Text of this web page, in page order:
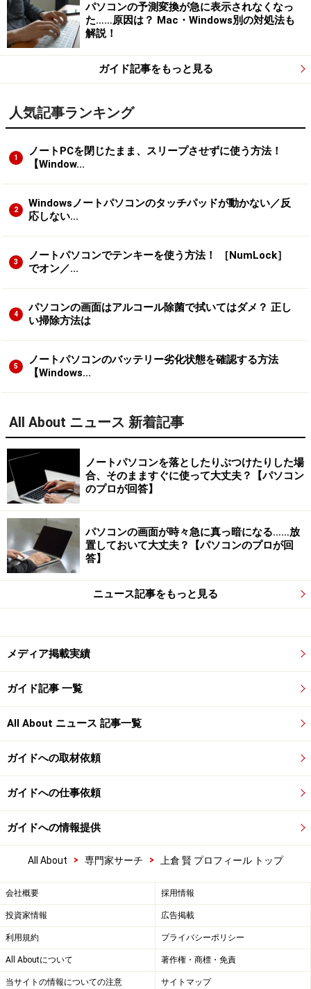
パソコンの予測変換が急に表示されなくなっ
た……原因は？ Mac・Windows別の対処法も
解説！
ガイド記事をもっと見る
人気記事ランキング
1
ノートPCを閉じたまま、スリープさせずに使う方法！
【Window...
2
Windowsノートパソコンのタッチパッドが動かない／反
応しない...
3
ノートパソコンでテンキーを使う方法！ ［NumLock］
でオン／...
4
パソコンの画面はアルコール除菌で拭いてはダメ？ 正し
い掃除方法は
5
ノートパソコンのバッテリー劣化状態を確認する方法
【Windows...
All About ニュース 新着記事
ノートパソコンを落としたりぶつけたりした場
合、そのまますぐに使って大丈夫？【パソコン
のプロが回答】
パソコンの画面が時々急に真っ暗になる……放
置しておいて大丈夫？【パソコンのプロが回
答】
ニュース記事をもっと見る
メディア掲載実績
ガイド記事 一覧
All About ニュース 記事一覧
ガイドへの取材依頼
ガイドへの仕事依頼
ガイドへの情報提供
All About > 専門家サーチ > 上倉 賢 プロフィール トップ
会社概要 採用情報
投資家情報 広告掲載
利用規約 プライバシーポリシー
All Aboutについて 著作権・商標・免責
当サイトの情報についての注意 サイトマップ